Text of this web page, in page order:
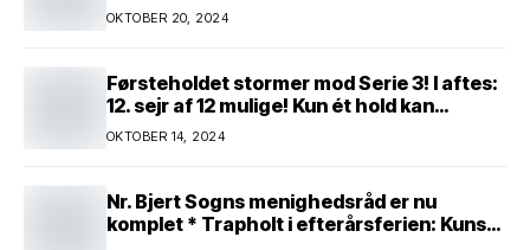
OKTOBER 20, 2024
Førsteholdet stormer mod Serie 3! I aftes:
12. sejr af 12 mulige! Kun ét hold kan
spænde ben! Afgørende kamp venter! Alle
mand af hus! Kør med og støt!
OKTOBER 14, 2024
Nr. Bjert Sogns menighedsråd er nu
komplet * Trapholt i efterårsferien: Kunst